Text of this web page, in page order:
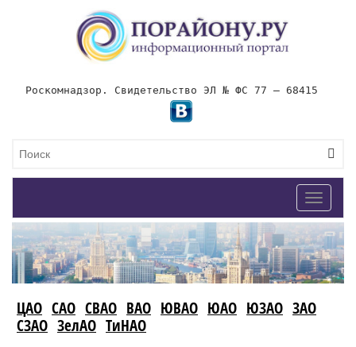
Роскомнадзор. Свидетельство ЭЛ № ФС 77 – 68415
Toggle
ЦАО САО СВАО ВАО ЮВАО ЮАО ЮЗАО ЗАО
СЗАО ЗелАО ТиНАО